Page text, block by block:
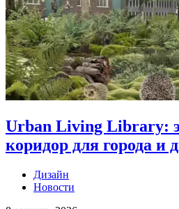
Urban Living Library:
коридор для города и
Дизайн
Новости